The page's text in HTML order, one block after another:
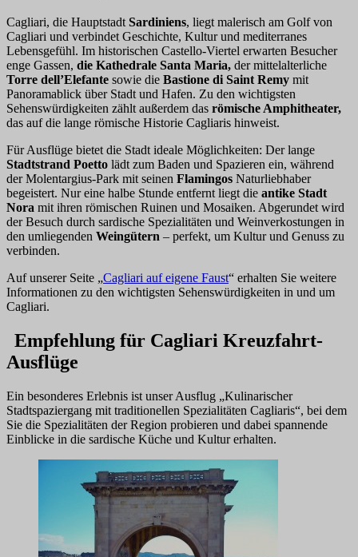
Cagliari, die Hauptstadt Sardiniens, liegt malerisch am Golf von
Cagliari und verbindet Geschichte, Kultur und mediterranes
Lebensgefühl. Im historischen Castello-Viertel erwarten Besucher
enge Gassen, die Kathedrale Santa Maria, der mittelalterliche
Torre dell’Elefante sowie die Bastione di Saint Remy mit
Panoramablick über Stadt und Hafen. Zu den wichtigsten
Sehenswürdigkeiten zählt außerdem das römische Amphitheater,
das auf die lange römische Historie Cagliaris hinweist.
Für Ausflüge bietet die Stadt ideale Möglichkeiten: Der lange
Stadtstrand Poetto lädt zum Baden und Spazieren ein, während
der Molentargius-Park mit seinen Flamingos Naturliebhaber
begeistert. Nur eine halbe Stunde entfernt liegt die antike Stadt
Nora mit ihren römischen Ruinen und Mosaiken. Abgerundet wird
der Besuch durch sardische Spezialitäten und Weinverkostungen in
den umliegenden Weingütern – perfekt, um Kultur und Genuss zu
verbinden.
Auf unserer Seite „Cagliari auf eigene Faust“ erhalten Sie weitere
Informationen zu den wichtigsten Sehenswürdigkeiten in und um
Cagliari.
Empfehlung für Cagliari Kreuzfahrt-
Ausflüge
Ein besonderes Erlebnis ist unser Ausflug „Kulinarischer
Stadtspaziergang mit traditionellen Spezialitäten Cagliaris“, bei dem
Sie die Spezialitäten der Region probieren und dabei spannende
Einblicke in die sardische Küche und Kultur erhalten.